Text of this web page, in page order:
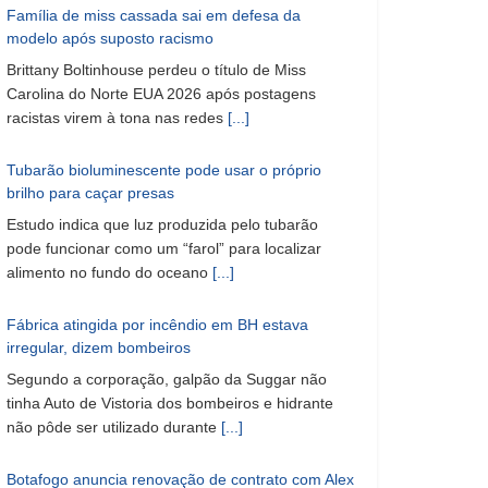
Família de miss cassada sai em defesa da
modelo após suposto racismo
Brittany Boltinhouse perdeu o título de Miss
Carolina do Norte EUA 2026 após postagens
racistas virem à tona nas redes [...]
Tubarão bioluminescente pode usar o próprio
brilho para caçar presas
Estudo indica que luz produzida pelo tubarão
pode funcionar como um “farol” para localizar
alimento no fundo do oceano [...]
Fábrica atingida por incêndio em BH estava
irregular, dizem bombeiros
Segundo a corporação, galpão da Suggar não
tinha Auto de Vistoria dos bombeiros e hidrante
não pôde ser utilizado durante [...]
Botafogo anuncia renovação de contrato com Alex